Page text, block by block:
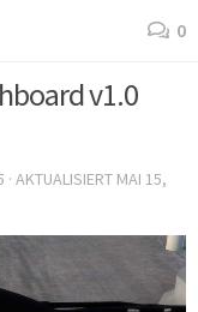
0
v1.0
· AKTUALISIERT MAI 15,